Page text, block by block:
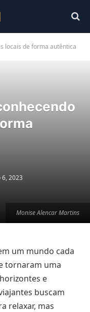
locais de forma autêntica
Monise Alencar Martins
6, 2023
um mundo cada
tornaram uma
e
buscam
relaxar, mas